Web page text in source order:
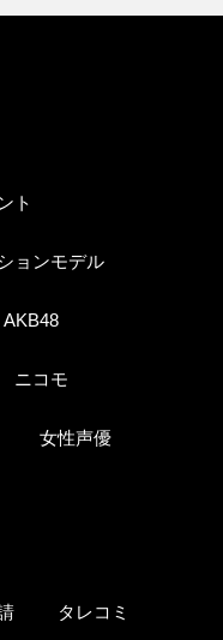
ト
ョンモデル
AKB48
ニコモ
女性声優
タレコミ